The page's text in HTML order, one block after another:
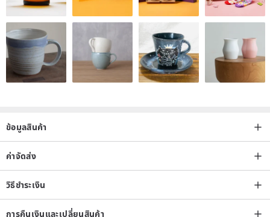
▼ Material ▼
85% cotton
15% linen
This product can be washed in a washing machine.
Put the product in a mesh laundry bag before washing.
ข้อมูลสินค้า
ค่าจัดส่ง
วิธีชำระเงิน
การคืนเงินและเปลี่ยนสินค้า